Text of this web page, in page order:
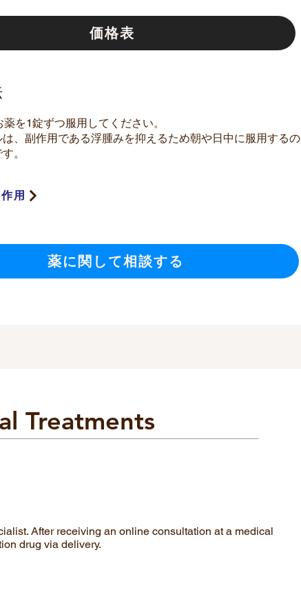
価格表
を1錠ずつ服用してください。
は、副作用である浮腫みを抑えるため朝や日中に服用するの
。
用
薬に関して相談する
Treatments
After receiving an online consultation at a medical
drug via delivery.